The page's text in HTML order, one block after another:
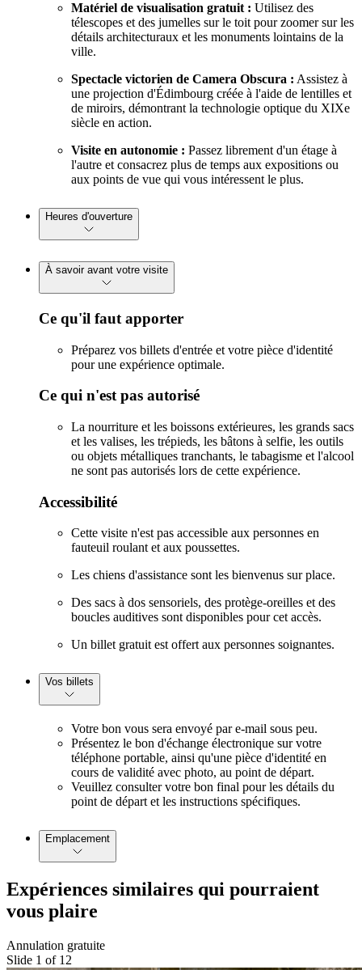
Matériel de visualisation gratuit : Utilisez des
télescopes et des jumelles sur le toit pour zoomer sur les
détails architecturaux et les monuments lointains de la
ville.
Spectacle victorien de Camera Obscura : Assistez à
une projection d'Édimbourg créée à l'aide de lentilles et
de miroirs, démontrant la technologie optique du XIXe
siècle en action.
Visite en autonomie : Passez librement d'un étage à
l'autre et consacrez plus de temps aux expositions ou
aux points de vue qui vous intéressent le plus.
Heures d'ouverture
À savoir avant votre visite
Ce qu'il faut apporter
Préparez vos billets d'entrée et votre pièce d'identité
pour une expérience optimale.
Ce qui n'est pas autorisé
La nourriture et les boissons extérieures, les grands sacs
et les valises, les trépieds, les bâtons à selfie, les outils
ou objets métalliques tranchants, le tabagisme et l'alcool
ne sont pas autorisés lors de cette expérience.
Accessibilité
Cette visite n'est pas accessible aux personnes en
fauteuil roulant et aux poussettes.
Les chiens d'assistance sont les bienvenus sur place.
Des sacs à dos sensoriels, des protège-oreilles et des
boucles auditives sont disponibles pour cet accès.
Un billet gratuit est offert aux personnes soignantes.
Vos billets
Votre bon vous sera envoyé par e-mail sous peu.
Présentez le bon d'échange électronique sur votre
téléphone portable, ainsi qu'une pièce d'identité en
cours de validité avec photo, au point de départ.
Veuillez consulter votre bon final pour les détails du
point de départ et les instructions spécifiques.
Emplacement
Expériences similaires qui pourraient
vous plaire
Annulation gratuite
Slide 1 of 12